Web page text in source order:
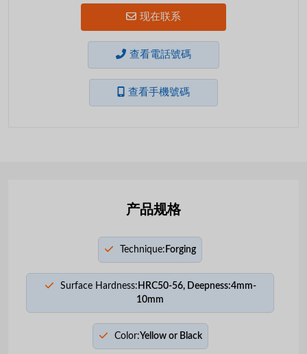
现在联系
查看電話號碼
查看手機號碼
产品规格
Technique: Forging
Surface Hardness: HRC50-56, Deepness:4mm-
10mm
Color:Yellow or Black